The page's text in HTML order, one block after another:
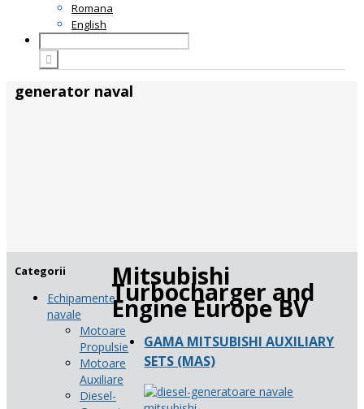
Romana
English
generator naval
Categorii
Echipamente
navale
Motoare
Propulsie
Motoare
Auxiliare
Diesel-
Mitsubishi
Turbocharger and
Engine Europe BV
GAMA MITSUBISHI AUXILIARY
SETS (MAS)